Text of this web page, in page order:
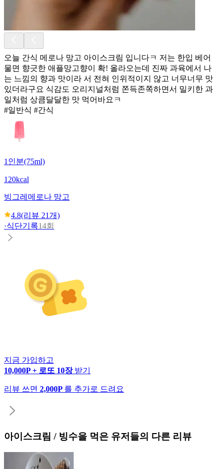
오늘 간식 메로나 망고 아이스크림 입니다ㅋ 저는 한입 베어
물면 향긋한 애플망고향이 확! 올라오는데 진짜 과육에서 나
는 느낌의 향과 맛이라 서 전혀 인위적이지 않고 너무너무 맛
있더라구요 식감도 오리지널처럼 쫀득존쪽하면서 밀키한 과
일처럼 상큼달달한 맛 먹어바요ㅋ
#일반식 #간식
1인분(75ml)
120kcal
빙그레 메로나 망고
4.8(리뷰 21개)
·식단기록14회
지금 가입하고
10,000P + 로또 10장 받기
리뷰 쓰면 2,000P 를 추가로 드려요
아이스크림 / 빙수을 먹은 유저들의 다른 리뷰